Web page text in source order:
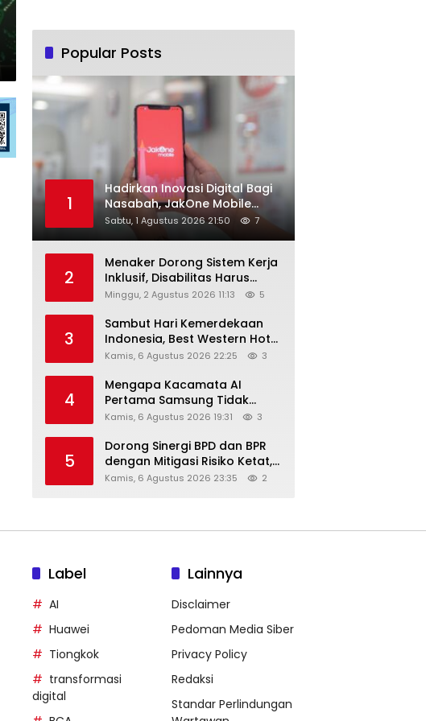
Popular Posts
1
Hadirkan Inovasi Digital Bagi
Nasabah, JakOne Mobile
Antar Bank Jakarta Sukses
Raih Digital Excellence
Sabtu, 1 Agustus 2026 21:50 7
2
Menaker Dorong Sistem Kerja
Inklusif, Disabilitas Harus
Dapat Kesempatan Setara
Minggu, 2 Agustus 2026 11:13 5
3
Sambut Hari Kemerdekaan
Indonesia, Best Western Hotel
Hadirkan The Freedom Stay
Kamis, 6 Agustus 2026 22:25 3
4
Mengapa Kacamata AI
Pertama Samsung Tidak
Dibekali Layar?
Kamis, 6 Agustus 2026 19:31 3
5
Dorong Sinergi BPD dan BPR
dengan Mitigasi Risiko Ketat,
Ini Penjelasan Ketum
Kamis, 6 Agustus 2026 23:35 2
Label
AI
Huawei
Tiongkok
transformasi
digital
Lainnya
Disclaimer
Pedoman Media Siber
Privacy Policy
Redaksi
Standar Perlindungan